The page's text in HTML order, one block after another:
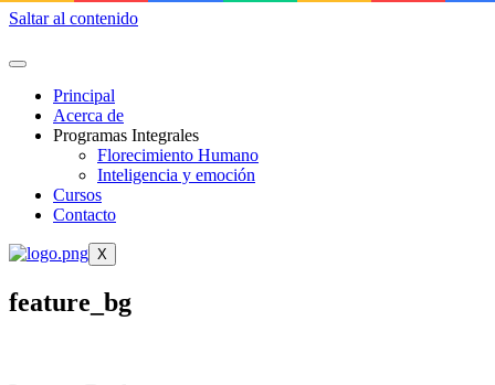
Saltar al contenido
Principal
Acerca de
Programas Integrales
Florecimiento Humano
Inteligencia y emoción
Cursos
Contacto
X
feature_bg